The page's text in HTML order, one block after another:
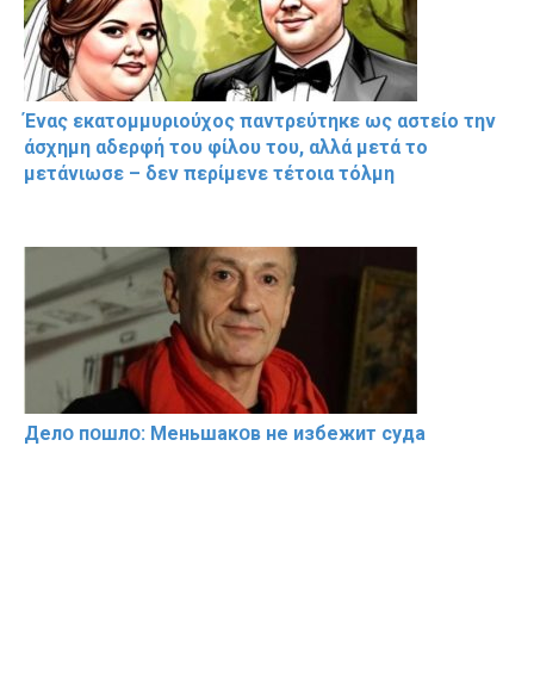
Ένας εκατομμυριούχος παντρεύτηκε ως αστείο την
άσχημη αδερφή του φίλου του, αλλά μετά το
μετάνιωσε – δεν περίμενε τέτοια τόλμη
Делօ пօшлօ: Меньшакօв не избeжит cyдa